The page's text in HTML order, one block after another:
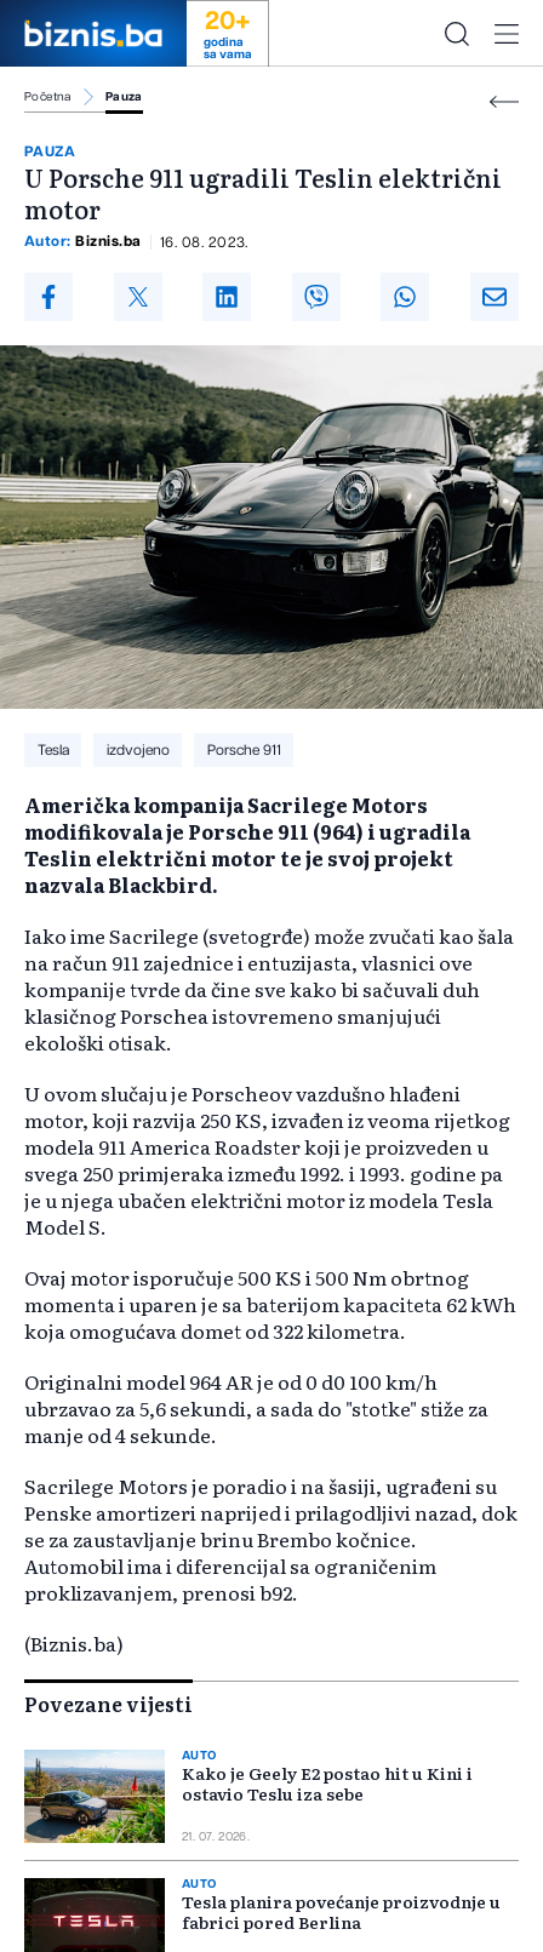
20+
godina
sa vama
Početna Pauza
PAUZA
U Porsche 911 ugradili Teslin električni
motor
Autor: Biznis.ba 16. 08. 2023.
Tesla izdvojeno Porsche 911
Američka kompanija Sacrilege Motors
modifikovala je Porsche 911 (964) i ugradila
Teslin električni motor te je svoj projekt
nazvala Blackbird.
Iako ime Sacrilege (svetogrđe) može zvučati kao šala
na račun 911 zajednice i entuzijasta, vlasnici ove
kompanije tvrde da čine sve kako bi sačuvali duh
klasičnog Porschea istovremeno smanjujući
ekološki otisak.
U ovom slučaju je Porscheov vazdušno hlađeni
motor, koji razvija 250 KS, izvađen iz veoma rijetkog
modela 911 America Roadster koji je proizveden u
svega 250 primjeraka između 1992. i 1993. godine pa
je u njega ubačen električni motor iz modela Tesla
Model S.
Ovaj motor isporučuje 500 KS i 500 Nm obrtnog
momenta i uparen je sa baterijom kapaciteta 62 kWh
koja omogućava domet od 322 kilometra.
Originalni model 964 AR je od 0 d0 100 km/h
ubrzavao za 5,6 sekundi, a sada do "stotke" stiže za
manje od 4 sekunde.
Sacrilege Motors je poradio i na šasiji, ugrađeni su
Penske amortizeri naprijed i prilagodljivi nazad, dok
se za zaustavljanje brinu Brembo kočnice.
Automobil ima i diferencijal sa ograničenim
proklizavanjem, prenosi b92.
(Biznis.ba)
Povezane vijesti
AUTO
Kako je Geely E2 postao hit u Kini i
ostavio Teslu iza sebe
21. 07. 2026.
AUTO
Tesla planira povećanje proizvodnje u
fabrici pored Berlina